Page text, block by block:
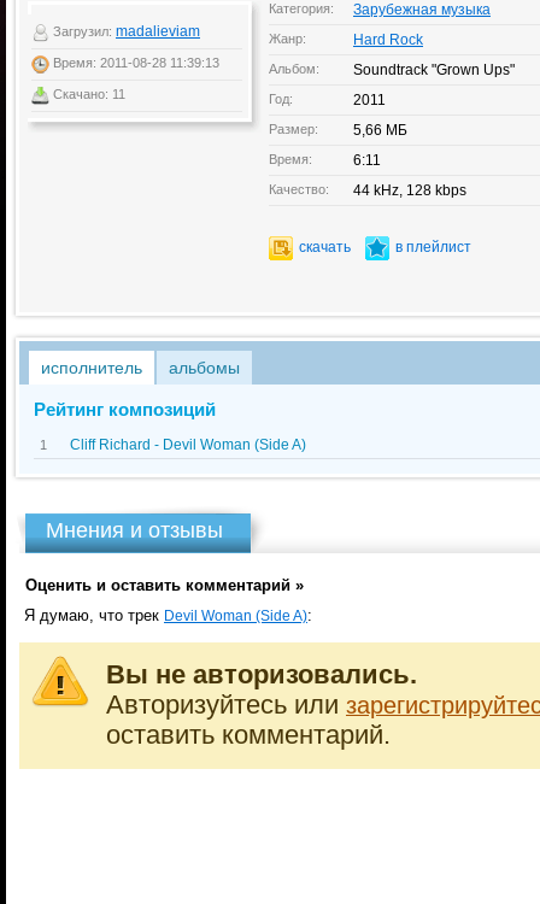
Загрузил: madalieviam
Время: 2011-08-28 11:39:13
Скачано: 11
Категория: Зарубежная музыка
Жанр: Hard Rock
Альбом: Soundtrack "Grown Ups"
Год: 2011
Размер: 5,66 МБ
Время: 6:11
Качество: 44 kHz, 128 kbps
скачать в плейлист
исполнитель альбомы
Рейтинг композиций
1 Cliff Richard - Devil Woman (Side A)
Мнения и отзывы
Оценить и оставить комментарий »
Я думаю, что трек Devil Woman (Side A):
Вы не авторизовались.
Авторизуйтесь или
оставить комментарий.